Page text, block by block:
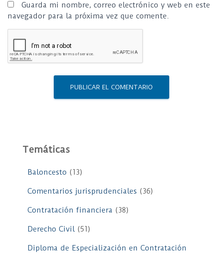
Guarda mi nombre, correo electrónico y web en este
navegador para la próxima vez que comente.
Temáticas
Baloncesto (13)
Comentarios jurisprudenciales (36)
Contratación financiera (38)
Derecho Civil(51)
Diploma de Especialización en Contratación